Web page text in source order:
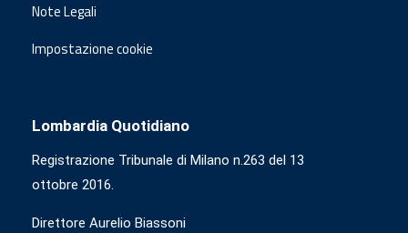
Note Legali
Impostazione cookie
Lombardia Quotidiano
Registrazione Tribunale di Milano n.263 del 13
ottobre 2016.
Direttore Aurelio Biassoni